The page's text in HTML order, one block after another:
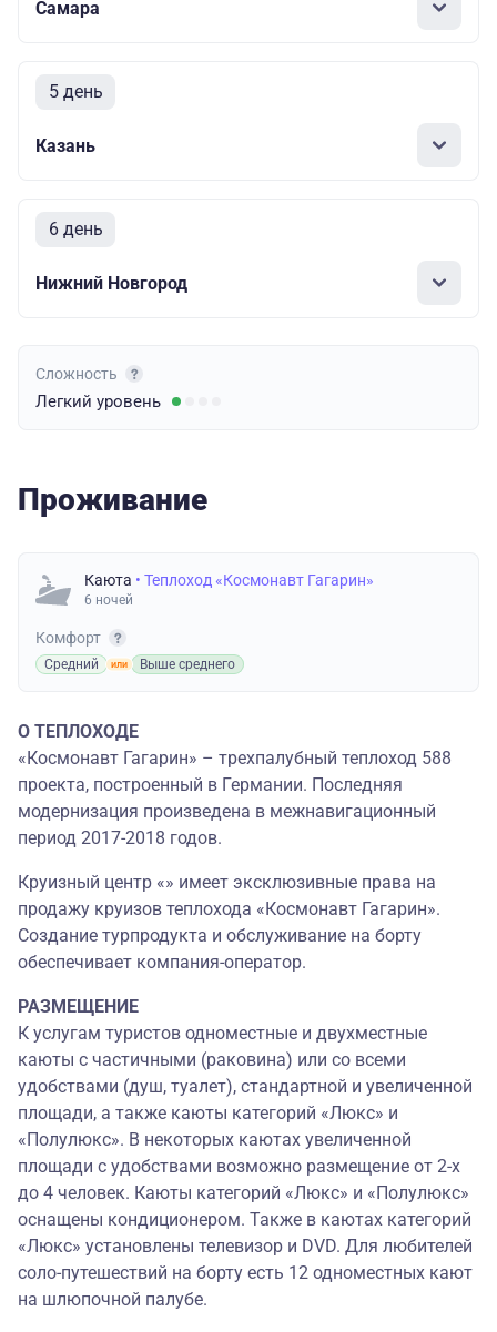
Самара
5 день
Казань
6 день
Нижний Новгород
Сложность
Легкий уровень
Проживание
Каюта • Теплоход «Космонавт Гагарин»
6 ночей
Комфорт
Средний Выше среднего
О ТЕПЛОХОДЕ
«Космонавт Гагарин» – трехпалубный теплоход 588
проекта, построенный в Германии. Последняя
модернизация произведена в межнавигационный
период 2017-2018 годов.
Круизный центр «» имеет эксклюзивные права на
продажу круизов теплохода «Космонавт Гагарин».
Создание турпродукта и обслуживание на борту
обеспечивает компания-оператор.
РАЗМЕЩЕНИЕ
К услугам туристов одноместные и двухместные
каюты с частичными (раковина) или со всеми
удобствами (душ, туалет), стандартной и увеличенной
площади, а также каюты категорий «Люкс» и
«Полулюкс». В некоторых каютах увеличенной
площади с удобствами возможно размещение от 2-х
до 4 человек. Каюты категорий «Люкс» и «Полулюкс»
оснащены кондиционером. Также в каютах категорий
«Люкс» установлены телевизор и DVD. Для любителей
соло-путешествий на борту есть 12 одноместных кают
на шлюпочной палубе.